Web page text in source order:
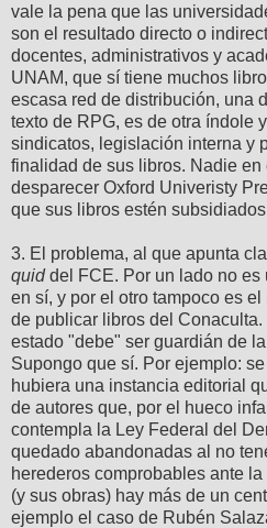
vale la pena que las
son el resultado directo o
docentes, administrativos y
UNAM, que sí tiene muchos
escasa red de distribución, una
texto de RPG, es de otra índole
sindicatos, legislación interna y
finalidad de sus libros. Nadie
desparecer Oxford Univeristy
que sus libros estén
3. El problema, al que apunta
quiddel FCE. Por un lado no
en sí, y por el otro tampoco es
de publicar libros del Conaculta.
estado "debe" ser guardián de
Supongo que sí. Por ejemplo:
hubiera una instancia editorial
de autores que, por el hueco
contempla la Ley Federal del
quedado abandonadas al no
herederos comprobables ante
(y sus obras) hay más de un
ejemplo el caso de Rubén